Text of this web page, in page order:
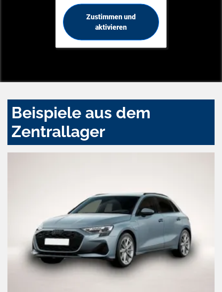
Zustimmen und
aktivieren
Beispiele aus dem
Zentrallager